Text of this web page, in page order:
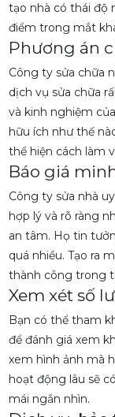
tạo nhà có thái độ
điểm trong mắt
Phương án
Công ty sửa chữa
dịch vụ sửa chữa
và kinh nghiệm
hữu ích như thế
thể hiện cách làm
Báo giá
Công ty sửa nhà
hợp lý và rõ ràng
an tâm. Họ tin
quá nhiều. Tạo ra
thành công trong
Xem xét số
Bạn có thể tham
để đánh giá xem
xem hình ảnh mà
hoạt động lâu sẽ
mái ngắn nhìn.